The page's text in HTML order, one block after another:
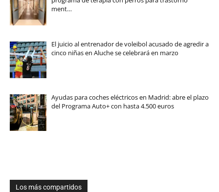
ment…
El juicio al entrenador de voleibol acusado de agredir a
cinco niñas en Aluche se celebrará en marzo
Ayudas para coches eléctricos en Madrid: abre el plazo
del Programa Auto+ con hasta 4.500 euros
Los más compartidos